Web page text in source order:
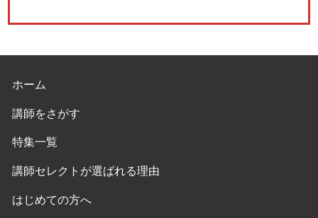
ホーム
講師をさがす
特集一覧
講師セレクトが選ばれる理由
はじめての方へ